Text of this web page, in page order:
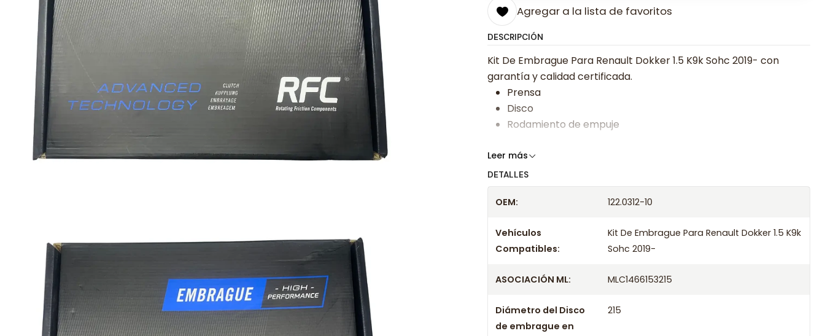
Agregar a la lista de favoritos
DESCRIPCIÓN
Kit De Embrague Para Renault Dokker 1.5 K9k Sohc 2019- con
garantía y calidad certificada.
Prensa
Disco
Rodamiento de empuje
Somos especialistas en embragues desde 2019, ofreciendo precios
confirmación.
Leer más
DETALLES
OEM: 122.0312-10
Vehículos
Compatibles:
Kit De Embrague Para Renault Dokker 1.5 K9k
Sohc 2019-
ASOCIACIÓN ML: MLC1466153215
Diámetro del Disco
de embrague en
215